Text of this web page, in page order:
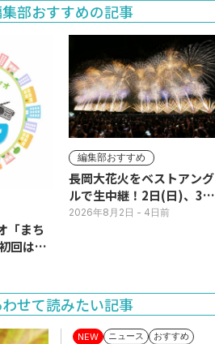
部おすすめの記事
「まち
回は11
編集部おすすめ
長岡大花火をベストアング
ルで生中継！2日(日)、3日
(月)
2026年8月2日 - 4日前
わせて読みたい記事
NEW ニュース おすすめ